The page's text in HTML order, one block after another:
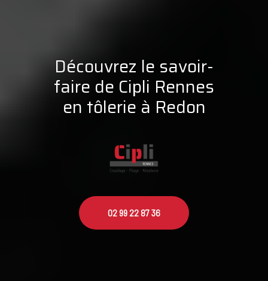
Découvrez le savoir-
faire de Cipli Rennes
en tôlerie à Redon
02 99 22 87 36